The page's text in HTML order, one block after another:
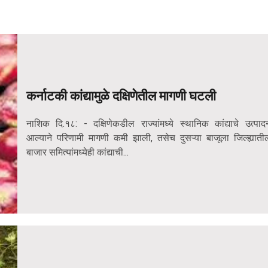
कर्नाटकी कांद्यामुळे दक्षिणेतील मागणी घटली
नाशिक दि.१८: - दक्षिणेकडील राज्यांमध्ये स्थानिक कांद्याचे
आल्याने परिणामी मागणी कमी झाली, तसेच दुसऱ्या बाजूला
बाजार समित्यांमध्येही कांद्याची...